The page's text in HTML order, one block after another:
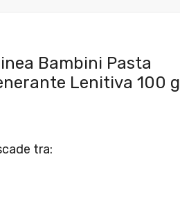
Bambini Pasta
Lenitiva 100 g
tra: